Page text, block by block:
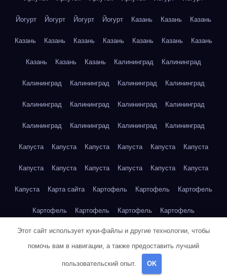
Йогурт Йогурт Йогурт Йогурт Казань Казань Казань
Казань Казань Казань Казань Казань Казань Казань
Казань Казань Казань Калининград Калининград
Калининград Калининград Калининград Калининград
Калининград Калининград Калининград Калининград
Калининград Калининград Калининград Калининград
Капуста Капуста Капуста Капуста Капуста Капуста
Капуста Капуста Капуста Капуста Капуста Капуста
Капуста Карта сайта Картофель Картофель Картофель
Картофель Картофель Картофель Картофель
Картофель Картофель Кейптаун Кейптаун Кейптаун
Кейптаун
Кейптаун
Этот сайт использует куки-файлы и другие технологии, чтобы
помочь вам в навигации, а также предоставить лучший
пользовательский опыт. OK